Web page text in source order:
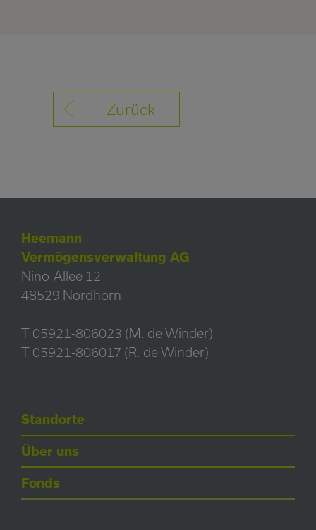
Zurück
Heemann
Vermögensverwaltung AG
Nino-Allee 12
48529 Nordhorn
T 05921-806023 (M. de Winder)
T 05921-806017 (R. de Winder)
Standorte
Über uns
Fonds